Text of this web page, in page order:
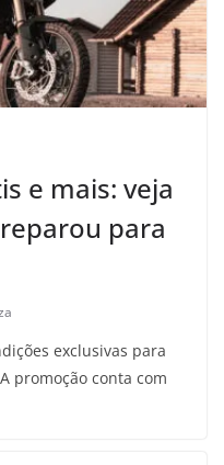
e mais: veja
para
exclusivas para
promoção conta com